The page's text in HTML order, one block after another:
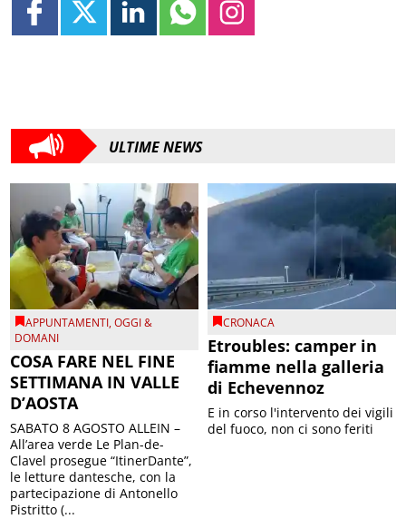
ULTIME NEWS
APPUNTAMENTI,OGGI &
DOMANI
COSA FARE NEL FINE
SETTIMANA IN VALLE
D’AOSTA
SABATO 8 AGOSTO ALLEIN –
All’area verde Le Plan-de-
Clavel prosegue “ItinerDante”,
le letture dantesche, con la
partecipazione di Antonello
Pistritto (...
CRONACA
Etroubles: camper in
fiamme nella galleria
di Echevennoz
E in corso l'intervento dei vigili
del fuoco, non ci sono feriti